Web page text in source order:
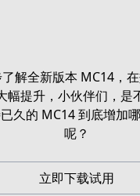
解全新版本 MC14，在
幅提升，小伙伴们，是
久的 MC14 到底增加
呢？
立即下载试用